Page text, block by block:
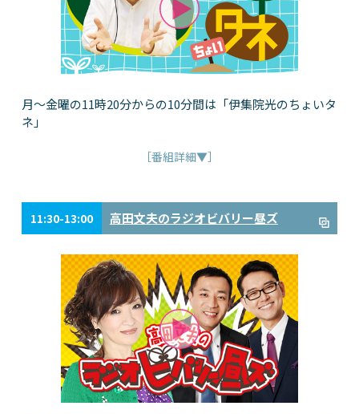
月～金曜の11時20分からの10分間は「伊集院光のちょいタ
ネ」
［番組詳細▼］
11:30-13:00 高田文夫のラジオビバリー昼ズ